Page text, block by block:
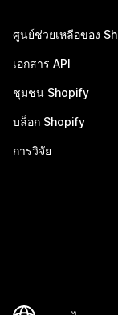
ศูนย์ช่วยเหลือของ
เอกสาร API
ชุมชน Shopify
บล็อก Shopify
การวิจัย